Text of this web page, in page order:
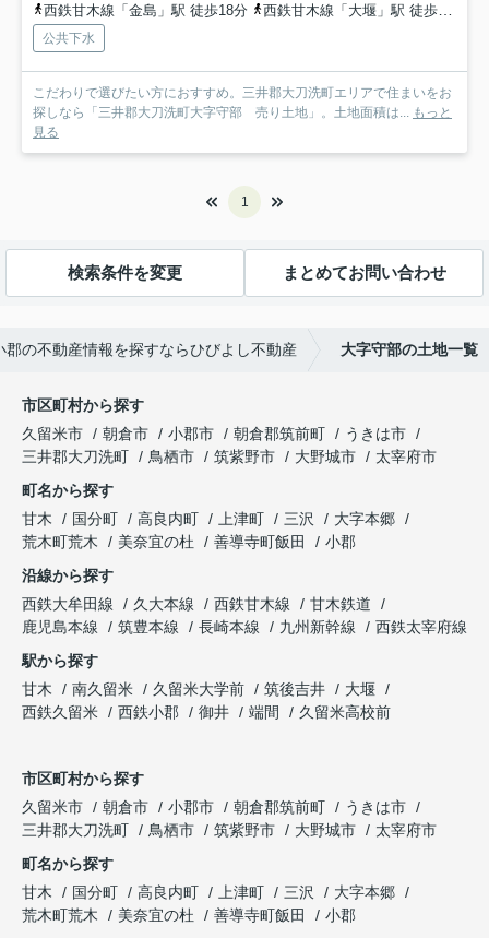
西鉄甘木線「金島」駅 徒歩18分
西鉄甘木線「大堰」駅 徒歩21分
公共下水
こだわりで選びたい方におすすめ。三井郡大刀洗町エリアで住まいをお
探しなら「三井郡大刀洗町大字守部 売り土地」。土地面積は... もっと
見る
1
検索条件を変更 まとめてお問い合わせ
郡の不動産情報を探すならひびよし不動産 大字守部の土地一覧
市区町村から探す
久留米市
朝倉市 小郡市 朝倉郡筑前町
うきは市
三井郡大刀洗町
鳥栖市 筑紫野市 大野城市
太宰府市
町名から探す
甘木
国分町 高良内町 上津町 三沢
大字本郷
荒木町荒木
美奈宜の杜 善導寺町飯田
小郡
沿線から探す
西鉄大牟田線
久大本線 西鉄甘木線
甘木鉄道
鹿児島本線
筑豊本線 長崎本線 九州新幹線
西鉄太宰府線
駅から探す
甘木
南久留米 久留米大学前 筑後吉井
大堰
西鉄久留米
西鉄小郡 御井 端間 久留米高校前
市区町村から探す
久留米市
朝倉市 小郡市 朝倉郡筑前町
うきは市
三井郡大刀洗町
鳥栖市 筑紫野市 大野城市
太宰府市
町名から探す
甘木
国分町 高良内町 上津町 三沢
大字本郷
荒木町荒木
美奈宜の杜 善導寺町飯田
小郡